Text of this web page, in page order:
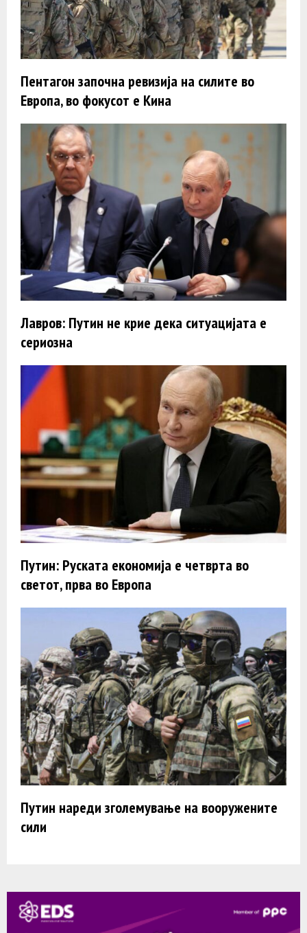
Пентагон започна ревизија на силите во
Европа, во фокусот е Кина
Лавров: Путин не крие дека ситуацијата е
сериозна
Путин: Руската економија е четврта во
светот, прва во Европа
Путин нареди зголемување на вооружените
сили